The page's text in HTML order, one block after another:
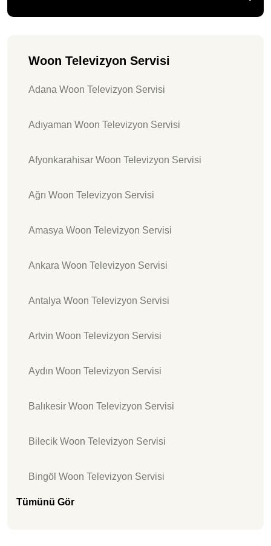
Woon Televizyon Servisi
Adana Woon Televizyon Servisi
Adıyaman Woon Televizyon Servisi
Afyonkarahisar Woon Televizyon Servisi
Ağrı Woon Televizyon Servisi
Amasya Woon Televizyon Servisi
Ankara Woon Televizyon Servisi
Antalya Woon Televizyon Servisi
Artvin Woon Televizyon Servisi
Aydın Woon Televizyon Servisi
Balıkesir Woon Televizyon Servisi
Bilecik Woon Televizyon Servisi
Bingöl Woon Televizyon Servisi
Tümünü Gör